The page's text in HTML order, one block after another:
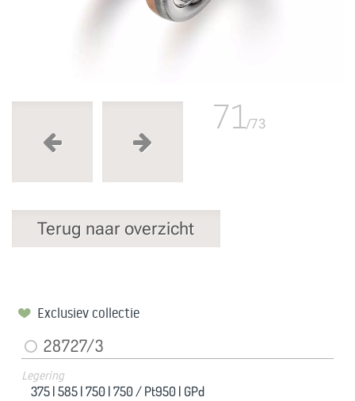
71/73
Terug naar overzicht
Exclusiev collectie
28727/3
Legering
375 |585 |750 |750 / Pt950 | GPd